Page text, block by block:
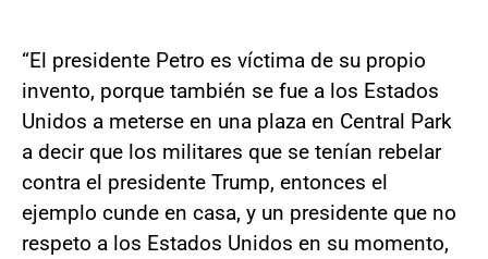
“El presidente Petro es víctima de su propio
invento, porque también se fue a los Estados
Unidos a meterse en una plaza en Central Park
a decir que los militares que se tenían rebelar
contra el presidente Trump, entonces el
ejemplo cunde en casa, y un presidente que no
respeto a los Estados Unidos en su momento,